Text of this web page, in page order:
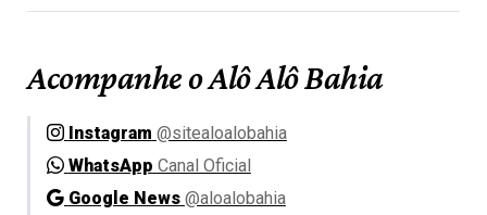
Acompanhe o Alô Alô Bahia
Instagram @sitealoalobahia
WhatsApp Canal Oficial
Google News @aloalobahia